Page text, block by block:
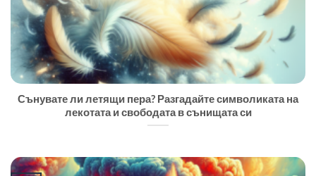
Сънувате ли летящи пера? Разгадайте символиката на
лекотата и свободата в сънищата си